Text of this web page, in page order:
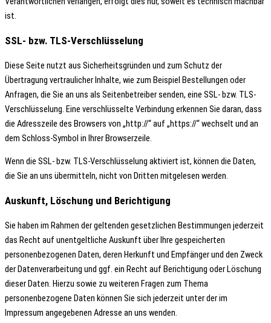
ist.
SSL- bzw. TLS-Verschlüsselung
Diese Seite nutzt aus Sicherheitsgründen und zum Schutz der
Übertragung vertraulicher Inhalte, wie zum Beispiel Bestellungen oder
Anfragen, die Sie an uns als Seitenbetreiber senden, eine SSL- bzw. TLS-
Verschlüsselung. Eine verschlüsselte Verbindung erkennen Sie daran, dass
die Adresszeile des Browsers von „http://“ auf „https://“ wechselt und an
dem Schloss-Symbol in Ihrer Browserzeile.
Wenn die SSL- bzw. TLS-Verschlüsselung aktiviert ist, können die Daten,
die Sie an uns übermitteln, nicht von Dritten mitgelesen werden.
Auskunft, Löschung und Berichtigung
Sie haben im Rahmen der geltenden gesetzlichen Bestimmungen jederzeit
das Recht auf unentgeltliche Auskunft über Ihre gespeicherten
personenbezogenen Daten, deren Herkunft und Empfänger und den Zweck
der Datenverarbeitung und ggf. ein Recht auf Berichtigung oder Löschung
dieser Daten. Hierzu sowie zu weiteren Fragen zum Thema
personenbezogene Daten können Sie sich jederzeit unter der im
Impressum angegebenen Adresse an uns wenden.